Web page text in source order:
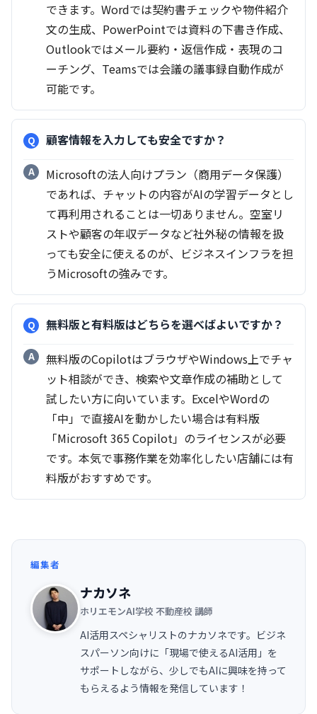
できます。Wordでは契約書チェックや物件紹介
文の生成、PowerPointでは資料の下書き作成、
Outlookではメール要約・返信作成・表現のコ
ーチング、Teamsでは会議の議事録自動作成が
可能です。
顧客情報を入力しても安全ですか？
Microsoftの法人向けプラン（商用データ保護）
であれば、チャットの内容がAIの学習データとし
て再利用されることは一切ありません。空室リ
ストや顧客の年収データなど社外秘の情報を扱
っても安全に使えるのが、ビジネスインフラを担
うMicrosoftの強みです。
無料版と有料版はどちらを選べばよいですか？
無料版のCopilotはブラウザやWindows上でチャ
ット相談ができ、検索や文章作成の補助として
試したい方に向いています。ExcelやWordの
「中」で直接AIを動かしたい場合は有料版
「Microsoft 365 Copilot」のライセンスが必要
です。本気で事務作業を効率化したい店舗には有
料版がおすすめです。
編集者
ナカソネ
ホリエモンAI学校 不動産校 講師
AI活用スペシャリストのナカソネです。ビジネ
スパーソン向けに「現場で使えるAI活用」を
サポートしながら、少しでもAIに興味を持って
もらえるよう情報を発信しています！